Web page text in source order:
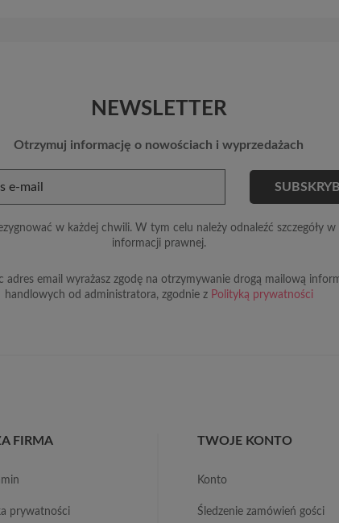
NEWSLETTER
Otrzymuj informację o nowościach i wyprzedażach
w każdej chwili. W tym celu należy odnaleźć szczegóły w
informacji prawnej.
adres email wyrażasz zgodę na otrzymywanie drogą mailową
handlowych od administratora, zgodnie z Polityką prywatności
FIRMA
prywatności
TWOJE KONTO
konto
śledzenie zamówień gości